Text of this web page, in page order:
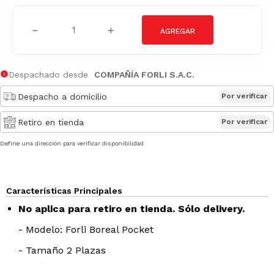
＋
－
Despachado desde COMPAÑÍA FORLI S.A.C.
Despacho a domicilio Por verificar
Retiro en tienda Por verificar
Define una dirección para verificar disponibilidad
Características Principales
No aplica para retiro en tienda. Sólo delivery.
- Modelo: Forli Boreal Pocket
- Tamaño 2 Plazas